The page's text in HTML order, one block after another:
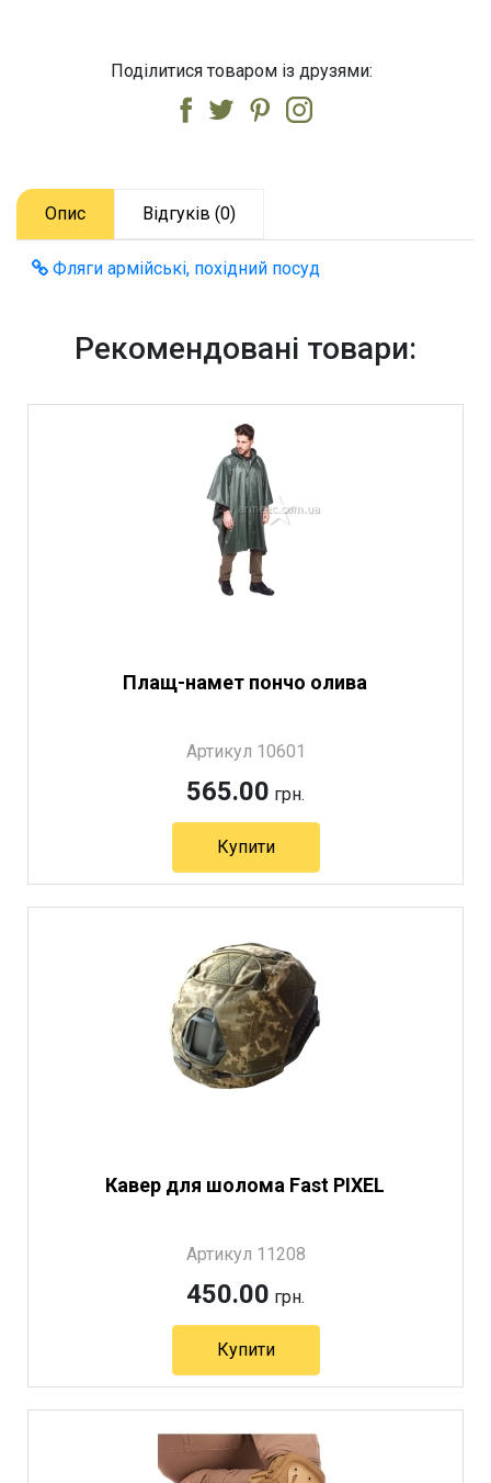
Поділитися товаром із друзями:
Опис Відгуків (0)
Фляги армійські, похідний посуд
Рекомендовані товари:
Плащ-намет пончо олива
Артикул 10601
565.00 грн.
Купити
Кавер для шолома Fast PIXEL
Артикул 11208
450.00 грн.
Купити